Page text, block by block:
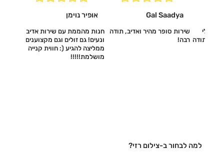
אופיר נוימן
חנות מהממת עם שירות אדיב
ונעים! גם זולים וגם מקצוענים
ממליצה להגיע (: חווית קנייה
מושלמת!!!!!‎
Gal Saadya
שירות סופר מהיר ואדיב, תודה
רבה!
לי
תודה
למה לבחור ב-צילום רזי?